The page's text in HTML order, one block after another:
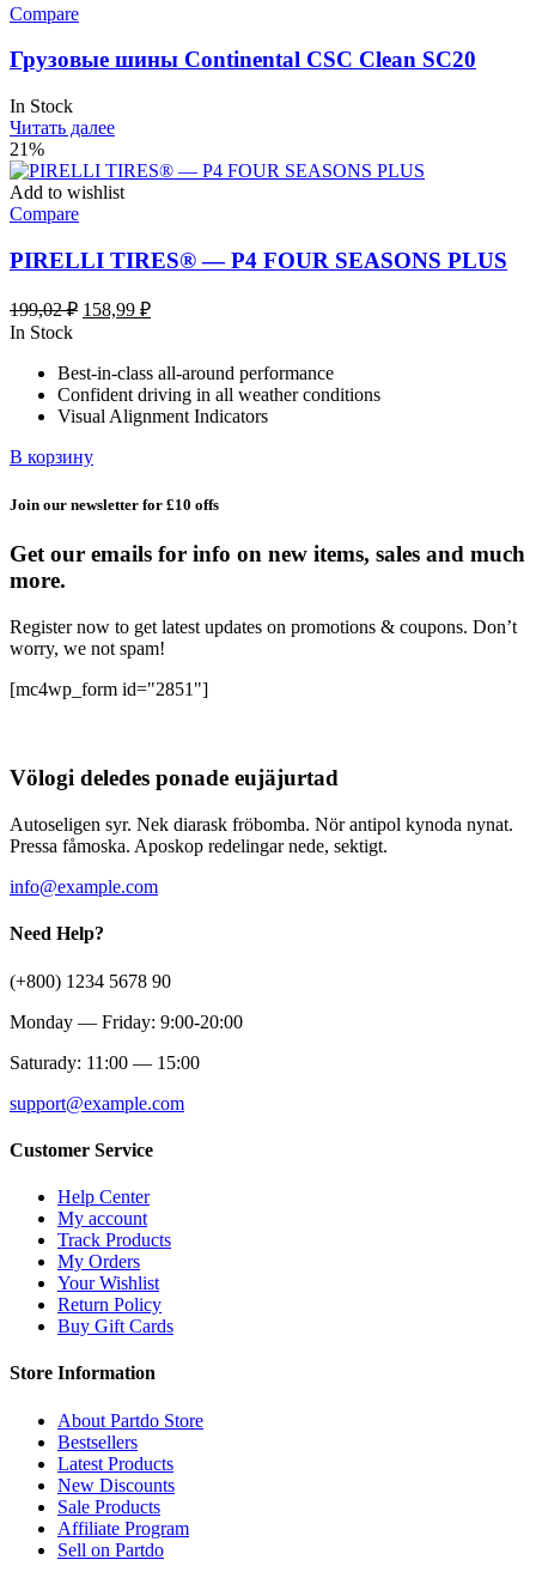
Compare
Грузовые шины Continental CSC Clean SC20
In Stock
Читать далее
21%
Add to wishlist
Compare
PIRELLI TIRES® — P4 FOUR SEASONS PLUS
199,02₽ Первоначальная
199,02 ₽.
158,99 ₽Текущая
In Stock
Best-in-class all-around performance
Confident driving in all weather conditions
Visual Alignment Indicators
В корзину
Join our newsletter for £10 offs
Get our emails for info on new items, sales and much
more.
Register now to get latest updates on promotions & coupons. Don’t
worry, we not spam!
[mc4wp_form id="2851"]
Völogi deledes ponade eujäjurtad
Autoseligen syr. Nek diarask fröbomba. Nör antipol kynoda nynat.
Pressa fåmoska. Aposkop redelingar nede, sektigt.
info@example.com
Need Help?
(+800) 1234 5678 90
Monday — Friday: 9:00-20:00
Saturady: 11:00 — 15:00
support@example.com
Customer Service
Help Center
My account
Track Products
My Orders
Your Wishlist
Return Policy
Buy Gift Cards
Store Information
About Partdo Store
Bestsellers
Latest Products
New Discounts
Sale Products
Affiliate Program
Sell on Partdo